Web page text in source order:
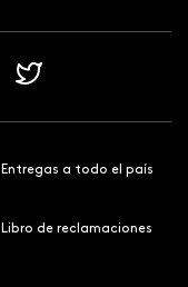
Entregas a todo el país
Libro de reclamaciones